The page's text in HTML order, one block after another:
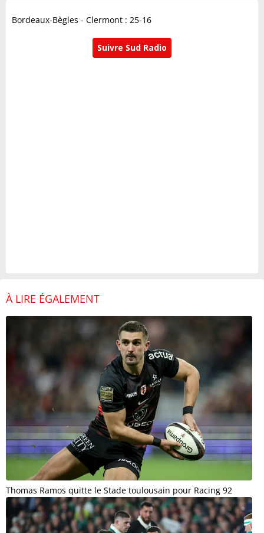
Bordeaux-Bègles - Clermont : 25-16
Suivre Sud Radio
À LIRE ÉGALEMENT
Thomas Ramos quitte le Stade toulousain pour Racing 92